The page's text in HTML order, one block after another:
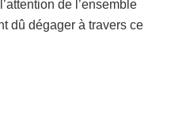
de l’ensemble
dû dégager à travers ce